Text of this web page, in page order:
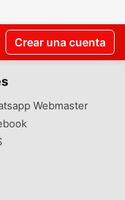
Crear una cuenta
Webmaster